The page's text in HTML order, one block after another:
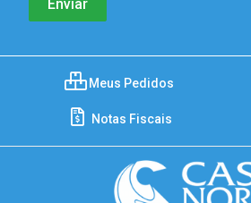
Meus Pedidos
Notas Fiscais